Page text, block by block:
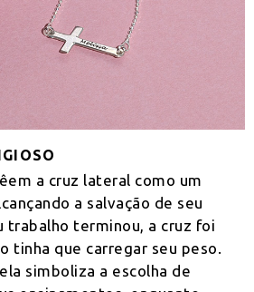
a cruz lateral como um
a salvação de seu
trabalho terminou, a cruz foi
tinha que carregar seu peso.
simboliza a escolha de